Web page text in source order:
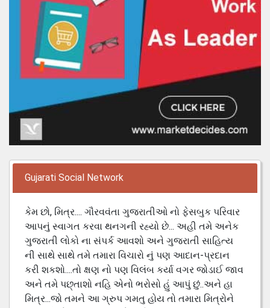
Gujarati Social Network
કેમ છો, મિત્ર.... ગૌરવવંતા ગુજરાતીઓ નો ફેસબુક પરિવાર
આપનું સ્વાગત કરવા થનગની રહ્યો છે... અહી તમે અનેક
ગુજરાતી લોકો ના સંપર્ક આવશો અને ગુજરાતી સાહિત્ય
ની સાથે સાથે તમે તમારા વિચારો નું પણ આદાન-પ્રદાન
કરી શકશો....તો ક્ષણ નો પણ વિલંબ કર્યા વગર જોડાઈ જાવ
અને તમે પછ્તાશો નહિ એનો ભરોસો હું આપું છું..અને હા
મિત્ર...જો તમને આ ગ્રુપ ગમતુ હોય તો તમારા મિત્રોને